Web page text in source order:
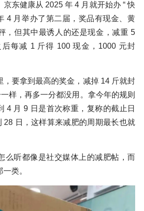
京东健康从 2025 年 4 月就开始办 “ 快
4 月举办了第二届，奖品有现金、黄
，但其中最诱人的还是现金，减重 5
每减 1 斤得 100 现金，1000 元封
，要拿到最高的奖金，减掉 14 斤就封
样，再多一分都没用。拿今年的规则
4 月 9 日是首次称重，复称的截止日
28 日，这样算来减肥的周期最长也就
么听都像是社交媒体上的减肥帖，而
类。